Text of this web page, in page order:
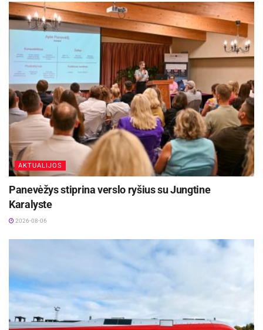
AKTUALIJOS
Panevėžys stiprina verslo ryšius su Jungtine
Karalyste
2026-08-06